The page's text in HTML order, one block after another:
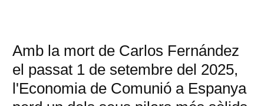
Amb la mort de Carlos Fernández
el passat 1 de setembre del 2025,
l'Economia de Comunió a Espanya